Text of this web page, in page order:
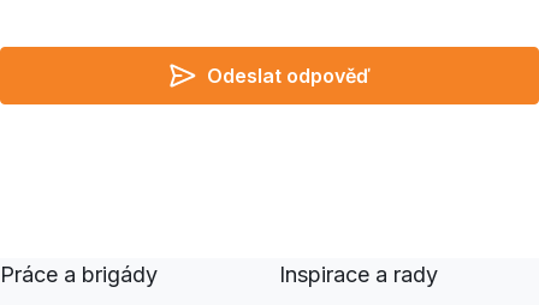
Odeslat odpověď
Práce a brigády Inspirace a rady